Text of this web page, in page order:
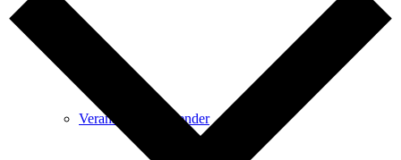
Veranstaltungskalender